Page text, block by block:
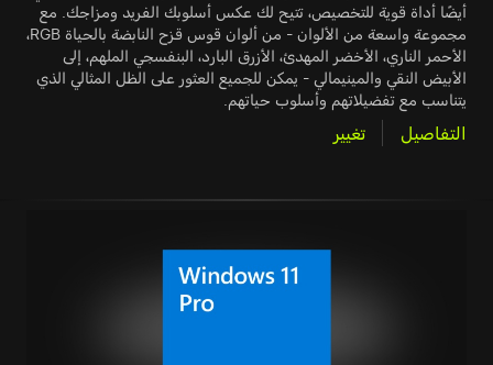
أيضًا أداة قوية للتخصيص، تتيح لك عكس أسلوبك الفريد ومزاجك. مع
مجموعة واسعة من الألوان - من ألوان قوس قزح النابضة بالحياة RGB،
الأحمر الناري، الأخضر المهدئ، الأزرق البارد، البنفسجي الملهم، إلى
الأبيض النقي والمينيمالي - يمكن للجميع العثور على الظل المثالي الذي
يتناسب مع تفضيلاتهم وأسلوب حياتهم.
التفاصيل تغيير